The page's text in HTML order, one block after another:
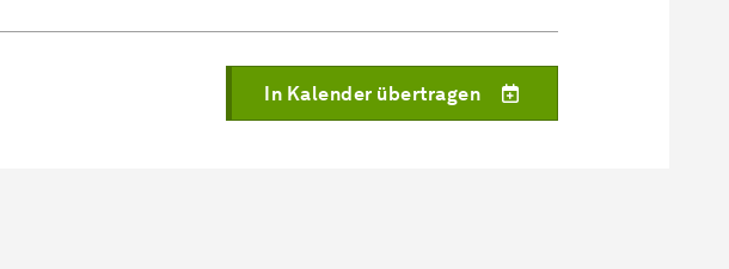
In Kalender übertragen